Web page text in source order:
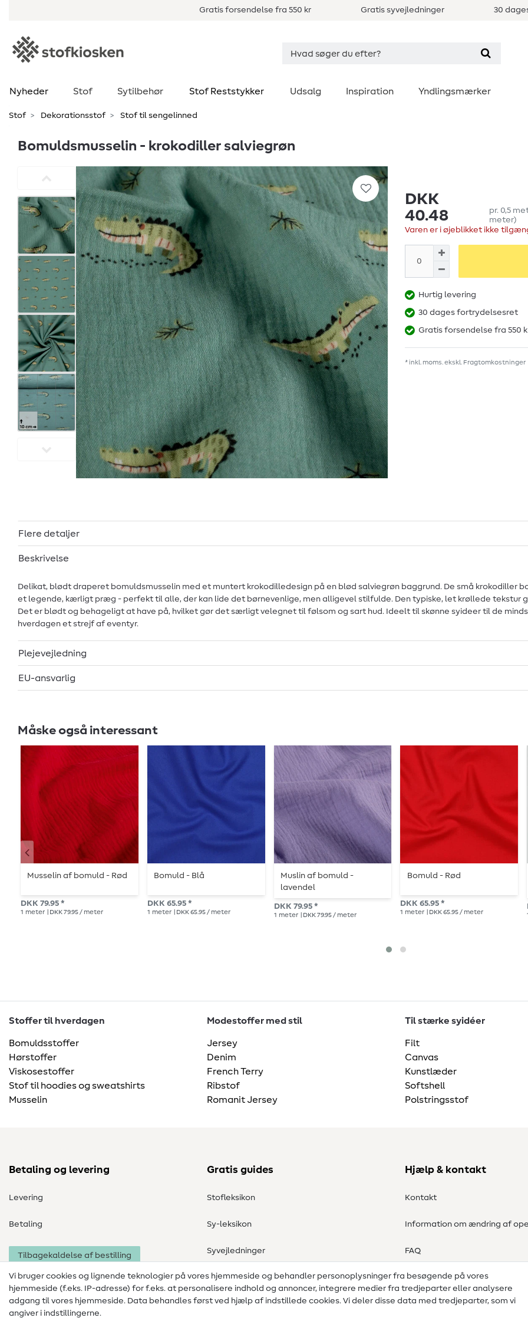
Gratis forsendelse fra 550 kr Gratis syvejledninger 30
Nyheder Stof Sytilbehør Stof Reststykker Udsalg Inspiration Yndlingsmærker
Stof Dekorationsstof Stof til sengelinned
Bomuldsmusselin - krokodiller salviegrøn
DKK
40.48
pr. 0,5
meter)
Varen er i øjeblikket ikke
Hurtig levering
30 dages fortrydelsesret
Gratis forsendelse fra 550
* inkl. moms. ekskl. Fragtomkostninger
Flere detaljer
Beskrivelse
Delikat, blødt draperet bomuldsmusselin med et muntert krokodilledesign på en blød salviegrøn baggrund. De små krokodiller
et legende, kærligt præg - perfekt til alle, der kan lide det børnevenlige, men alligevel stilfulde. Den typiske, let krøllede
Det er blødt og behageligt at have på, hvilket gør det særligt velegnet til følsom og sart hud. Ideelt til skønne syideer til de
hverdagen et strejf af eventyr.
Plejevejledning
EU-ansvarlig
Måske også interessant
Musselin af bomuld - Rød
DKK 79.95 *
1 meter | DKK 79.95 / meter
Bomuld - Blå
DKK 65.95 *
1 meter | DKK 65.95 / meter
Muslin af bomuld -
lavendel
DKK 79.95 *
1 meter | DKK 79.95 / meter
Bomuld - Rød
DKK 65.95 *
1 meter | DKK 65.95 / meter
Stoffer til hverdagen
Bomuldsstoffer
Hørstoffer
Viskosestoffer
Stof til hoodies og sweatshirts
Musselin
Modestoffer med stil
Jersey
Denim
French Terry
Ribstof
Romanit Jersey
Til stærke syidéer
Filt
Canvas
Kunstlæder
Softshell
Polstringsstof
Betaling og levering
Levering
Betaling
Tilbagekaldelse af bestilling
Gratis guides
Stofleksikon
Sy-leksikon
Syvejledninger
Hjælp & kontakt
Kontakt
Information om ændring af
FAQ
Fortrydelsesret
Vi bruger cookies og lignende teknologier på vores hjemmeside og behandler personoplysninger fra besøgende på vores
hjemmeside (f.eks. IP-adresse) for f.eks. at personalisere indhold og annoncer, integrere medier fra tredjeparter eller analysere
adgang til vores hjemmeside. Data behandles først ved hjælp af indstillede cookies. Vi deler disse data med tredjeparter, som vi
angiver i indstillingerne.